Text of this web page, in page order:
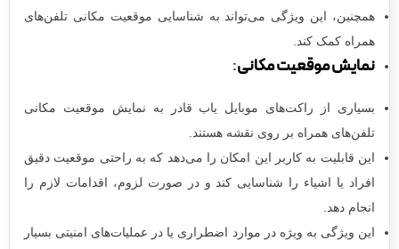
همچنین، این ویژگی می‌تواند به شناسایی موقعیت مکانی تلفن‌های
همراه کمک کند.
نمایش موقعیت مکانی:
بسیاری از راکت‌های موبایل یاب قادر به نمایش موقعیت مکانی
تلفن‌های همراه بر روی نقشه هستند.
این قابلیت به کاربر این امکان را می‌دهد که به راحتی موقعیت دقیق
افراد یا اشیاء را شناسایی کند و در صورت لزوم، اقدامات لازم را
انجام دهد.
این ویژگی به ویژه در موارد اضطراری یا در عملیات‌های امنیتی بسیار